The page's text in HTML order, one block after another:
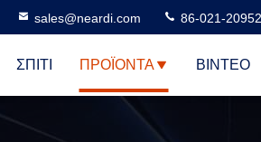
sales@neardi.com 86-021-
ΣΠΊΤΙ ΠΡΟΪΌΝΤΑ ΒΊΝΤΕΟ